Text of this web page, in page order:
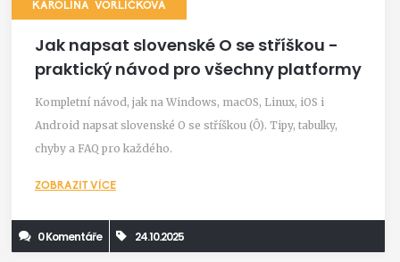
KAROLÍNA VORLÍČKOVÁ
Jak napsat slovenské O se stříškou -
praktický návod pro všechny platformy
Kompletní návod, jak na Windows, macOS, Linux, iOS i
Android napsat slovenské O se stříškou (Ô). Tipy, tabulky,
chyby a FAQ pro každého.
ZOBRAZIT VÍCE
0 Komentáře 24.10.2025